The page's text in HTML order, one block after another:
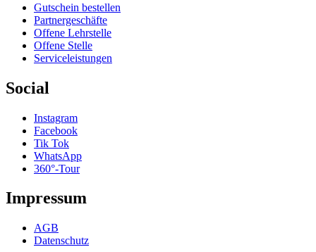
Gutschein bestellen
Partnergeschäfte
Offene Lehrstelle
Offene Stelle
Serviceleistungen
Social
Instagram
Facebook
Tik Tok
WhatsApp
360°-Tour
Impressum
AGB
Datenschutz